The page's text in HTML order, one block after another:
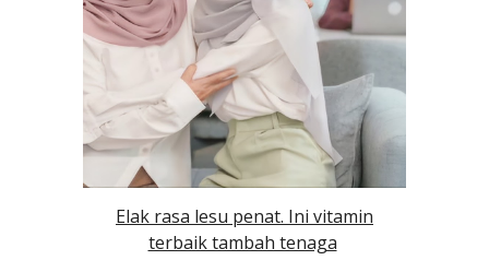
Elak rasa lesu penat. Ini vitamin
terbaik tambah tenaga